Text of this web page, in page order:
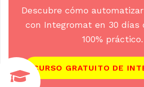
Descubre cómo
con Integromat en 30 días
100% práctico.
CURSO GRATUITO DE